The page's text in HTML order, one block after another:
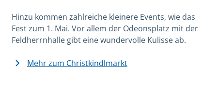
Hinzu kommen zahlreiche kleinere Events, wie das
Fest zum 1. Mai. Vor allem der Odeonsplatz mit der
Feldherrnhalle gibt eine wundervolle Kulisse ab.
Mehr zum Christkindlmarkt